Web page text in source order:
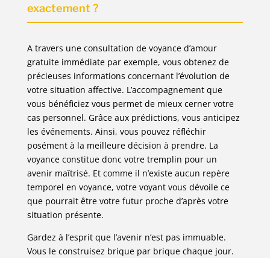
exactement ?
A travers une consultation de voyance d’amour
gratuite immédiate par exemple, vous obtenez de
précieuses informations concernant l’évolution de
votre situation affective. L’accompagnement que
vous bénéficiez vous permet de mieux cerner votre
cas personnel. Grâce aux prédictions, vous anticipez
les événements. Ainsi, vous pouvez réfléchir
posément à la meilleure décision à prendre. La
voyance constitue donc votre tremplin pour un
avenir maîtrisé. Et comme il n’existe aucun repère
temporel en voyance, votre voyant vous dévoile ce
que pourrait être votre futur proche d’après votre
situation présente.
Gardez à l’esprit que l’avenir n’est pas immuable.
Vous le construisez brique par brique chaque jour.